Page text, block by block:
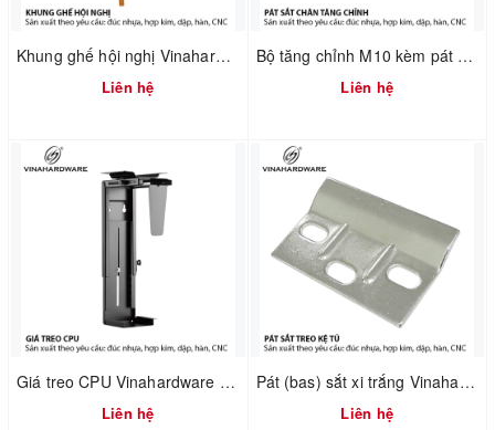
Khung ghế hội nghị Vinahardware mã 2302.1.7586
Liên hệ
Bộ tăng chỉnh M10 kèm pát chữ U Vinahardware 2702.1.11050
Liên hệ
Giá treo CPU Vinahardware mã 4100.1.33001
Liên hệ
Pát (bas) sắt xi trắng Vinahardware mã 1608.4.60404
Liên hệ